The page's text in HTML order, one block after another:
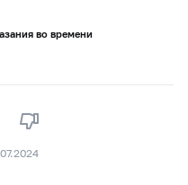
во времени